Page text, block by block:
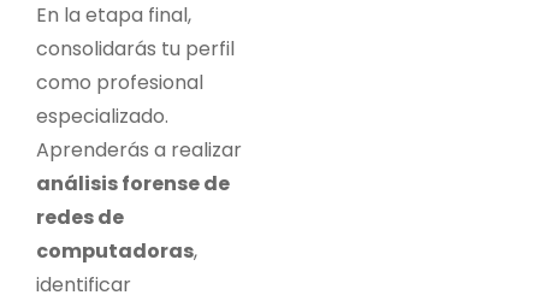
En la etapa final,
consolidarás tu perfil
como profesional
especializado.
Aprenderás a realizar
análisis forense de
redes de
computadoras,
identificar